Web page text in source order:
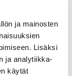
ja mainosten
Lisäksi
ja analytiikka-
käytät